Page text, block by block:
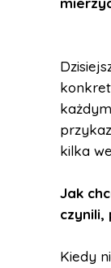
kilka
Jak
czynili,
Kiedy